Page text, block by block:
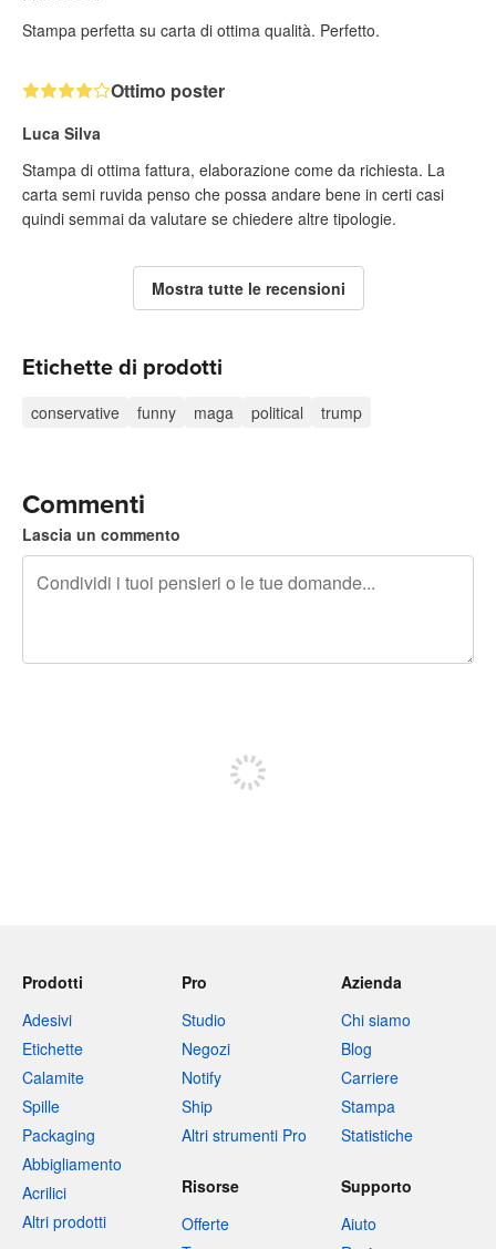
Stampa perfetta su carta di ottima qualità. Perfetto.
Ottimo poster
Luca Silva
Stampa di ottima fattura, elaborazione come da richiesta. La
carta semi ruvida penso che possa andare bene in certi casi
quindi semmai da valutare se chiedere altre tipologie.
Mostra tutte le recensioni
Etichette di prodotti
conservative funny maga political trump
Commenti
Lascia un commento
Prodotti
Adesivi
Etichette
Calamite
Spille
Packaging
Abbigliamento
Acrilici
Altri prodotti
Pro
Studio
Negozi
Notify
Ship
Altri strumenti Pro
Azienda
Chi siamo
Blog
Carriere
Stampa
Statistiche
Risorse
Offerte
Supporto
Aiuto